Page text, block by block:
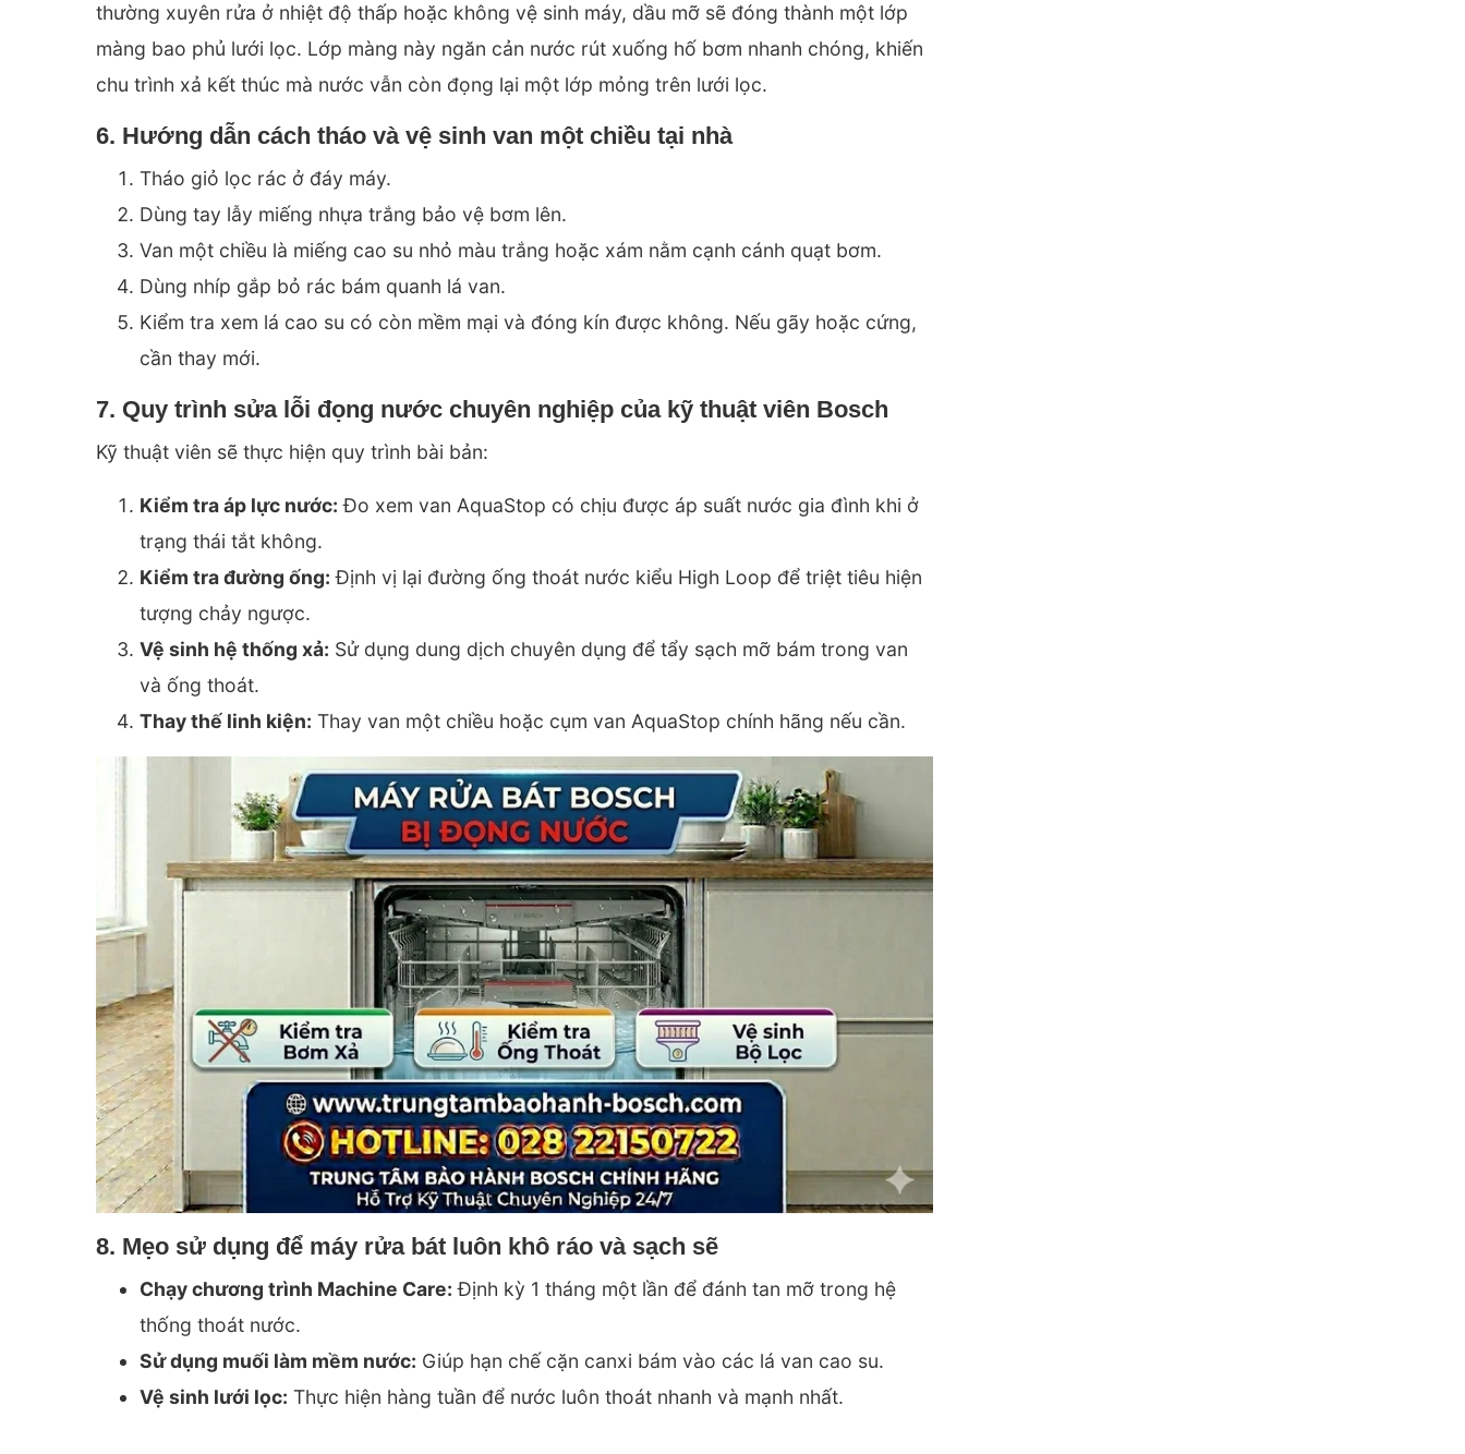
thường xuyên rửa ở nhiệt độ thấp hoặc không vệ sinh máy, dầu mỡ sẽ đóng thành một lớp
màng bao phủ lưới lọc. Lớp màng này ngăn cản nước rút xuống hố bơm nhanh chóng, khiến
chu trình xả kết thúc mà nước vẫn còn đọng lại một lớp mỏng trên lưới lọc.
6. Hướng dẫn cách tháo và vệ sinh van một chiều tại nhà
Tháo giỏ lọc rác ở đáy máy.
Dùng tay lẫy miếng nhựa trắng bảo vệ bơm lên.
Van một chiều là miếng cao su nhỏ màu trắng hoặc xám nằm cạnh cánh quạt bơm.
Dùng nhíp gắp bỏ rác bám quanh lá van.
Kiểm tra xem lá cao su có còn mềm mại và đóng kín được không. Nếu gãy hoặc cứng,
cần thay mới.
7. Quy trình sửa lỗi đọng nước chuyên nghiệp của kỹ thuật viên Bosch
Kỹ thuật viên sẽ thực hiện quy trình bài bản:
Kiểm tra áp lực nước: Đo xem van AquaStop có chịu được áp suất nước gia đình khi ở
trạng thái tắt không.
Kiểm tra đường ống: Định vị lại đường ống thoát nước kiểu High Loop để triệt tiêu hiện
tượng chảy ngược.
Vệ sinh hệ thống xả: Sử dụng dung dịch chuyên dụng để tẩy sạch mỡ bám trong van
và ống thoát.
Thay thế linh kiện: Thay van một chiều hoặc cụm van AquaStop chính hãng nếu cần.
8. Mẹo sử dụng để máy rửa bát luôn khô ráo và sạch sẽ
Chạy chương trình Machine Care: Định kỳ 1 tháng một lần để đánh tan mỡ trong hệ
thống thoát nước.
Sử dụng muối làm mềm nước: Giúp hạn chế cặn canxi bám vào các lá van cao su.
Vệ sinh lưới lọc: Thực hiện hàng tuần để nước luôn thoát nhanh và mạnh nhất.